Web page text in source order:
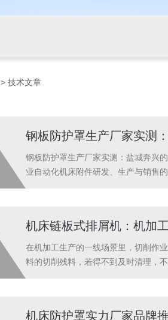
> 技术文章
钢板防护罩生产厂家实测
钢板防护罩生产厂家实测：盐城奔兴
业自动化机床附件研发、生产与销售
机床链板式排屑机：机加
在机加工生产的一线场景里，切削作
料的切削残料，若得不到及时清理，
机床防护罩实力厂家品牌